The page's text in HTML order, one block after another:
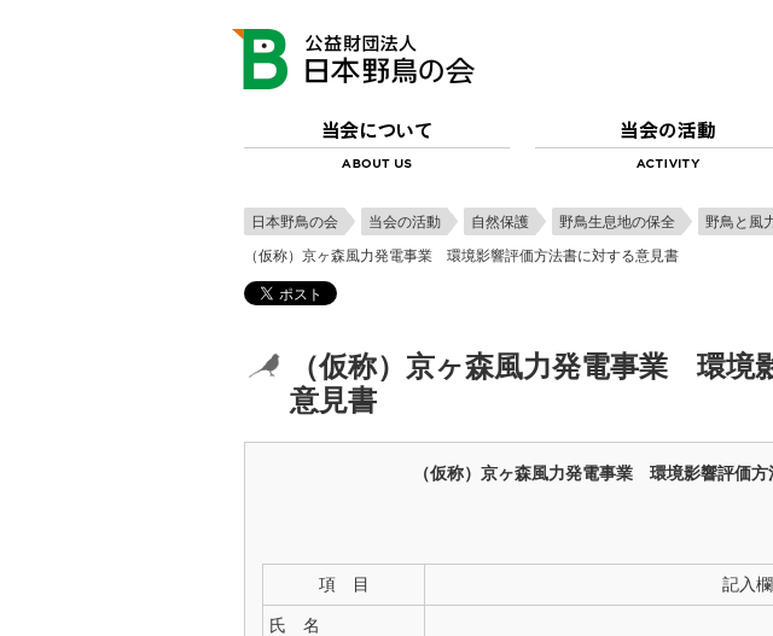
日本野鳥の会 当会の活動 自然保護 野鳥生息地の保全 野鳥と風
（仮称）京ヶ森風力発電事業 環境影響評価方法書に対する意見書
（仮称）京ヶ森風力発電事業 環境
意見書
（仮称）京ヶ森風力発電事業 環境影響評価
項 目 記入欄
氏 名